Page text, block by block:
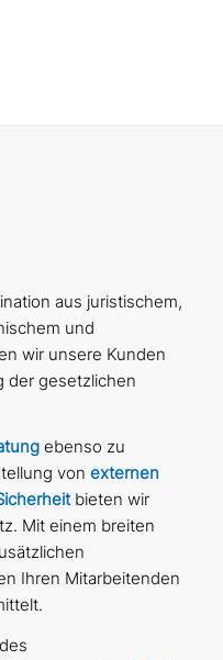
aus juristischem,
und
wir unsere Kunden
der gesetzlichen
ebenso zu
von externen
bieten wir
Mit einem breiten
Ihren Mitarbeitenden